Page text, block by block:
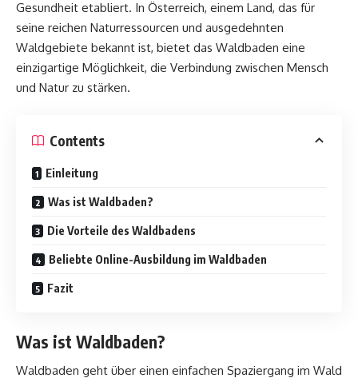
Gesundheit etabliert. In Österreich, einem Land, das für
seine reichen Naturressourcen und ausgedehnten
Waldgebiete bekannt ist, bietet das Waldbaden eine
einzigartige Möglichkeit, die Verbindung zwischen Mensch
und Natur zu stärken.
Contents
Einleitung
Was ist Waldbaden?
Die Vorteile des Waldbadens
Beliebte Online-Ausbildung im Waldbaden
Fazit
Was ist Waldbaden?
Waldbaden geht über einen einfachen Spaziergang im Wald